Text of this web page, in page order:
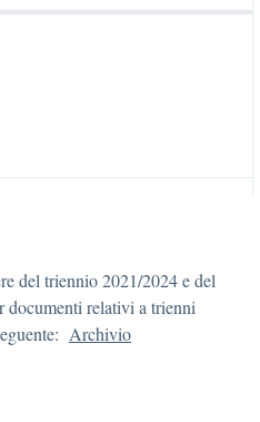
del triennio 2021/2024 e del
documenti relativi a trienni
Archivio